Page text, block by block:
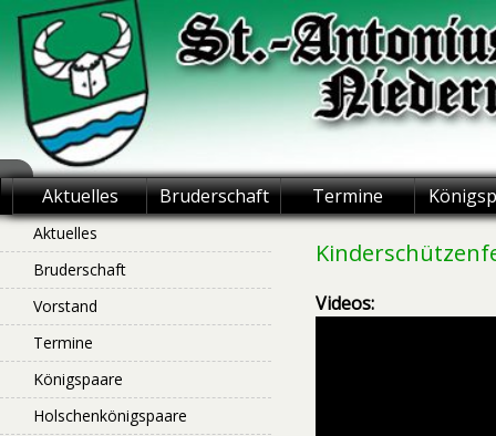
Skip
content
St.-Antonius
Schützenbruderschaft
Niederntudorf
Aktuelles Bruderschaft Termine
Videos:
Aktuelles
Bruderschaft
Vorstand
Termine
Königspaare
Holschenkönigspaare